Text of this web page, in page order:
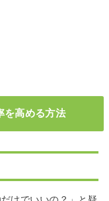
を高める方法